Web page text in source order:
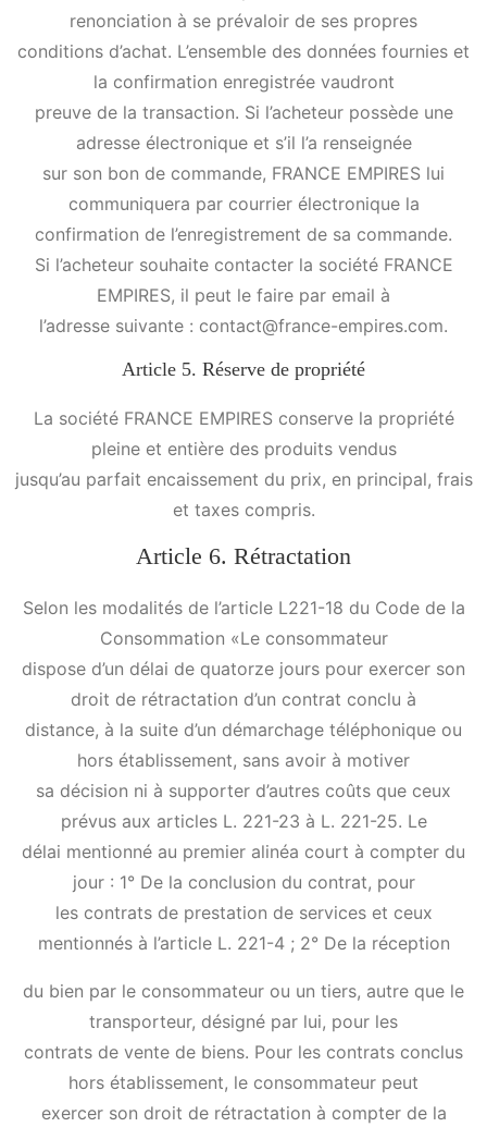
renonciation à se prévaloir de ses propres
conditions d’achat. L’ensemble des données fournies et
la confirmation enregistrée vaudront
preuve de la transaction. Si l’acheteur possède une
adresse électronique et s’il l’a renseignée
sur son bon de commande, FRANCE EMPIRES lui
communiquera par courrier électronique la
confirmation de l’enregistrement de sa commande.
Si l’acheteur souhaite contacter la société FRANCE
EMPIRES, il peut le faire par email à
l’adresse suivante : contact@france-empires.com.
Article 5. Réserve de propriété
La société FRANCE EMPIRES conserve la propriété
pleine et entière des produits vendus
jusqu’au parfait encaissement du prix, en principal, frais
et taxes compris.
Article 6. Rétractation
Selon les modalités de l’article L221-18 du Code de la
Consommation «Le consommateur
dispose d’un délai de quatorze jours pour exercer son
droit de rétractation d’un contrat conclu à
distance, à la suite d’un démarchage téléphonique ou
hors établissement, sans avoir à motiver
sa décision ni à supporter d’autres coûts que ceux
prévus aux articles L. 221-23 à L. 221-25. Le
délai mentionné au premier alinéa court à compter du
jour : 1° De la conclusion du contrat, pour
les contrats de prestation de services et ceux
mentionnés à l’article L. 221-4 ; 2° De la réception
du bien par le consommateur ou un tiers, autre que le
transporteur, désigné par lui, pour les
contrats de vente de biens. Pour les contrats conclus
hors établissement, le consommateur peut
exercer son droit de rétractation à compter de la